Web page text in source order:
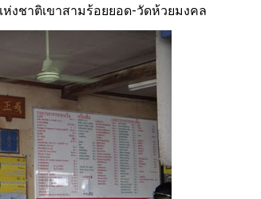
งชาติเขาสามร้อยยอด-วัดห้วยมงคล